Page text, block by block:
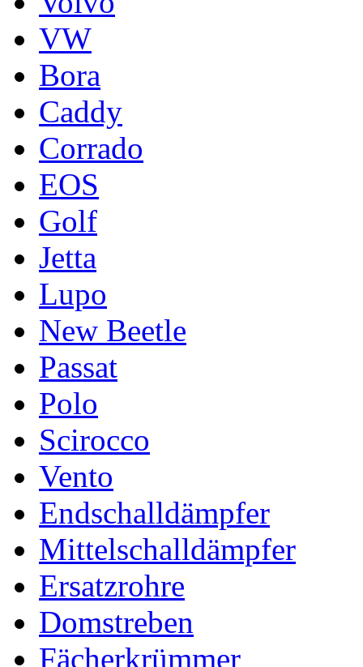
VW
Bora
Caddy
Corrado
EOS
Golf
Jetta
Lupo
New Beetle
Passat
Polo
Scirocco
Vento
Endschalldämpfer
Mittelschalldämpfer
Ersatzrohre
Domstreben
Fächerkrümmer